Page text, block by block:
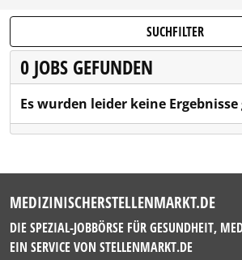
SUCHFILTER
0 JOBS GEFUNDEN
Es wurden leider keine
MEDIZINISCHERSTELLENMARKT.DE
DIE SPEZIAL-JOBBÖRSE FÜR GESUNDHEIT,
EIN SERVICE VON STELLENMARKT.DE